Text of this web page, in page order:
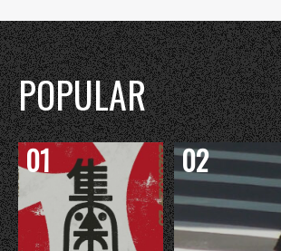
POPULAR